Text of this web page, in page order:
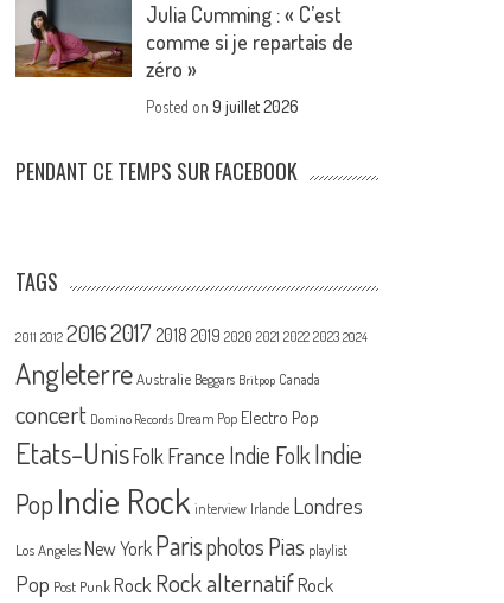
Julia Cumming : « C’est
comme si je repartais de
zéro »
Posted on9 juillet 2026
PENDANT CE TEMPS SUR FACEBOOK
TAGS
2011 2012 20162017 2018 2019 2020 2021 2022 2023 2024
Angleterre Australie Beggars Britpop Canada
concert Domino Records Dream Pop Electro Pop
Etats-UnisFolk France Indie FolkIndie
PopIndie Rock interview Irlande Londres
Los Angeles New York Parisphotos Pias playlist
Pop Post Punk Rock Rock alternatif Rock